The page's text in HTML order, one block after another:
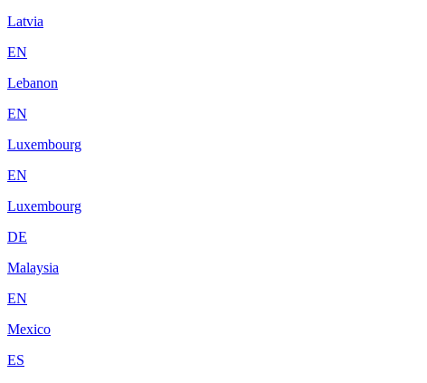
Latvia
EN
Lebanon
EN
Luxembourg
EN
Luxembourg
DE
Malaysia
EN
Mexico
ES